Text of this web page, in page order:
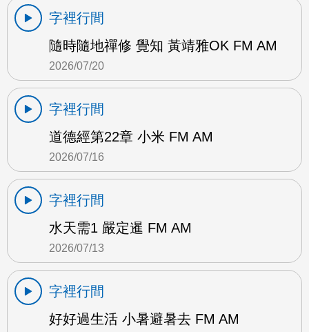
字裡行間
隨時隨地禪修 覺知 黃靖雅OK FM AM
2026/07/20
字裡行間
道德經第22章 小米 FM AM
2026/07/16
字裡行間
水天需1 嚴定暹 FM AM
2026/07/13
字裡行間
好好過生活 小暑避暑去 FM AM